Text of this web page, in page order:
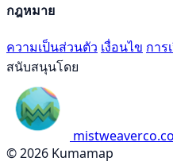
กฎหมาย
ความเป็นส่วนตัว เงื่อนไข การ
สนับสนุนโดย
© 2026 Kumamap